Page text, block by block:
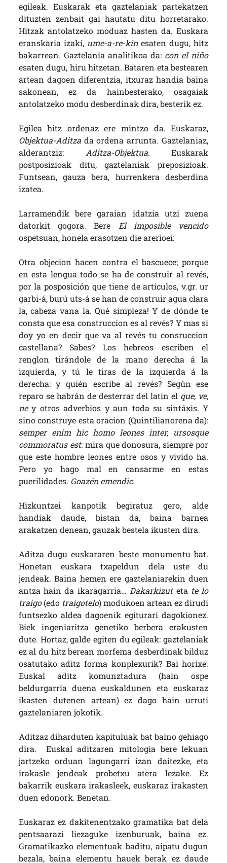
egileak. Euskarak eta gaztelaniak partekatzen
dituzten zenbait gai hautatu ditu horretarako.
Hitzak antolatzeko moduaz hasten da. Euskara
eranskaria izaki, ume-a-re-kinesaten dugu, hitz
bakarrean. Gaztelania analitikoa da: con el niño
esaten dugu, hiru hitzetan. Bataren eta bestearen
artean dagoen diferentzia, itxuraz handia baina
sakonean, ez da hainbesterako, osagaiak
antolatzeko modu desberdinak dira, besterik ez.
Egilea hitz ordenaz ere mintzo da. Euskaraz,
Objektua-Aditzada ordena arrunta. Gaztelaniaz,
alderantziz: Aditza-Objektua. Euskarak
postposizioak ditu, gaztelaniak preposizioak.
Funtsean, gauza bera, hurrenkera desberdina
izatea.
Larramendik bere garaian idatzia utzi zuena
datorkit gogora. Bere
El imposible vencido
ospetsuan, honela erasotzen die arerioei:
Otra objecion hacen contra el bascuece; porque
en esta lengua todo se ha de construir al revés,
por la posposición que tiene de artículos, v.gr. ur
garbi-á, burú uts-á se han de construir agua clara
la, cabeza vana la. Qué simpleza! Y de dónde te
consta que esa construccion es al revés? Y mas si
doy yo en decir que va al revés tu consruccion
castellana? Sabes? Los hebreos escriben el
renglon tirándole de la mano derecha á la
izquierda, y tú le tiras de la izquierda á la
derecha: y quién escribe al revés? Según ese
reparo se habrán de desterrar del latin el que, ve,
ney otros adverbios y aun toda su sintáxis. Y
sino construye esta oracion (Quintilianorena da):
semper enim hic homo leones inter, ursosque
commoratus est: mira que donosura, siempre por
que este hombre leones entre osos y vivido ha.
Pero yo hago mal en cansarme en estas
puerilidades. Goazén emendic.
Hizkuntzei kanpotik begiratuz gero, alde
handiak daude, bistan da, baina barnea
arakatzen denean, gauzak bestela ikusten dira.
Aditza dugu euskararen beste monumentu bat.
Honetan euskara txapeldun dela uste du
jendeak. Baina hemen ere gaztelaniarekin duen
antza hain da ikaragarria… Dakarkizuteta te lo
traigo(edo traigotelo) modukoen artean ez dirudi
funtsezko aldea dagoenik egiturari dagokionez.
Biek ingeniaritza genetiko berbera erakusten
dute. Hortaz, galde egiten du egileak: gaztelaniak
ez al du hitz berean morfema desberdinak bilduz
osatutako aditz forma konplexurik? Bai horixe.
Euskal aditz komunztadura (hain ospe
beldurgarria duena euskaldunen eta euskaraz
ikasten dutenen artean) ez dago hain urruti
gaztelaniaren jokotik.
Aditzaz diharduten kapituluak bat baino gehiago
dira. Euskal aditzaren mitologia bere lekuan
jartzeko orduan lagungarri izan daitezke, eta
irakasle jendeak probetxu atera lezake. Ez
bakarrik euskara irakasleek, euskaraz irakasten
duen edonork. Benetan.
Euskaraz ez dakitenentzako gramatika bat dela
pentsaarazi liezaguke izenburuak, baina ez.
Gramatikazko elementuak baditu, aipatu dugun
bezala, baina elementu hauek berak ez daude